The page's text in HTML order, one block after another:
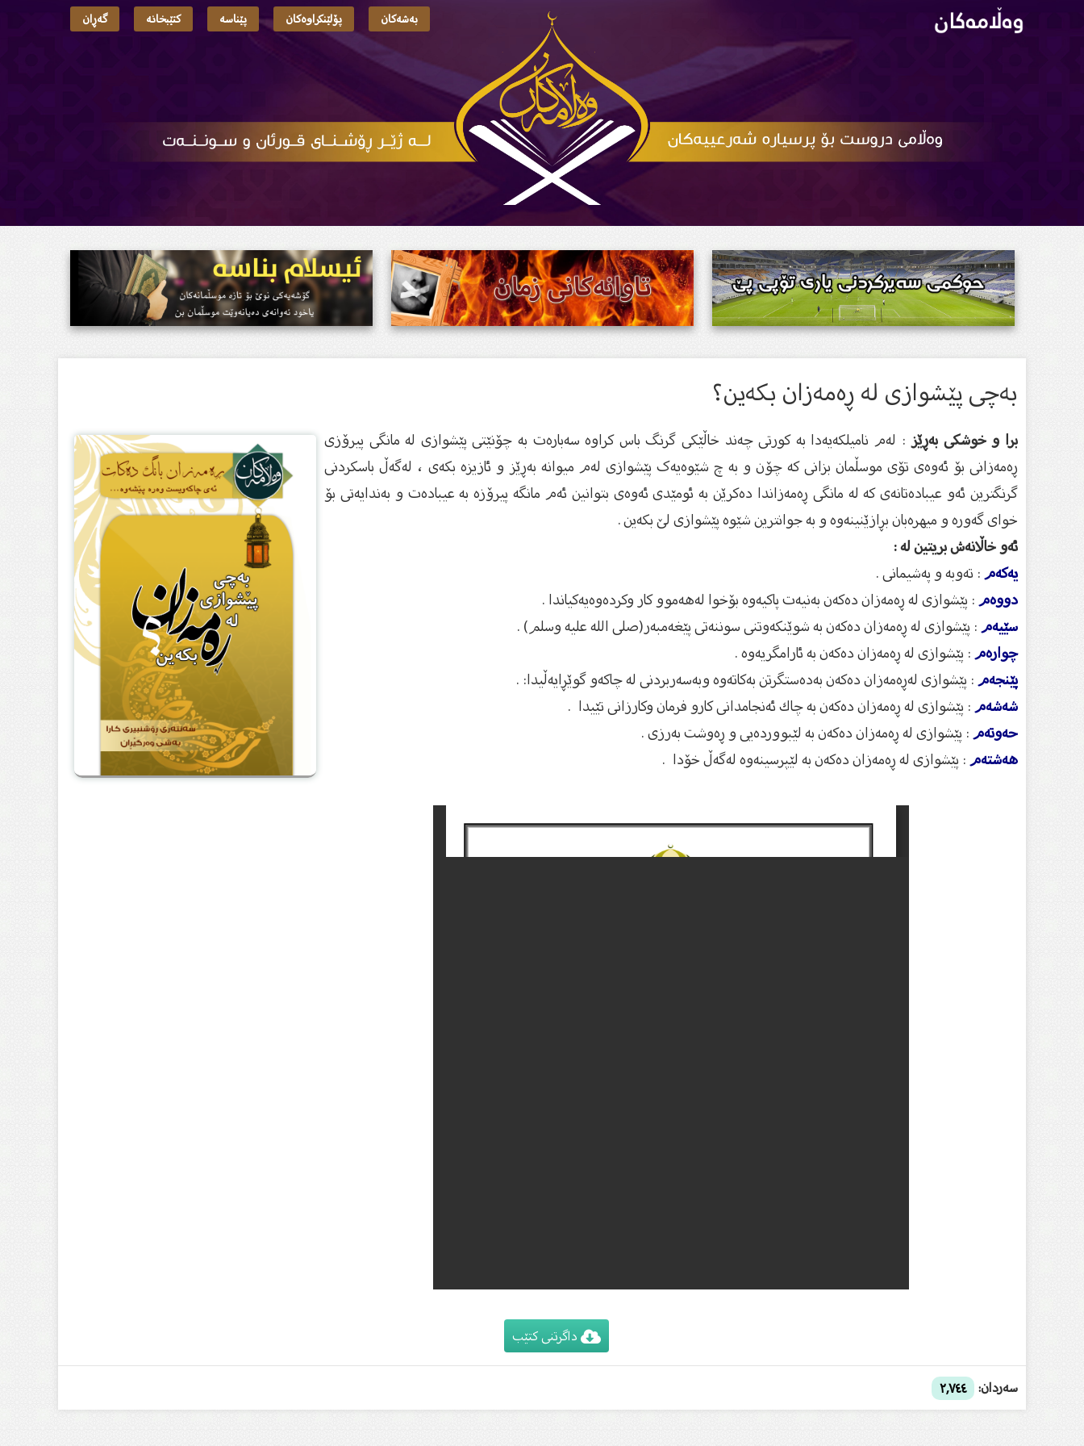
بەشەکان پۆلێنکراوەکان پێناسە کتێبخانە گەڕان
بەچی پێشوازی لە ڕەمەزان بكەین؟
برا و خوشکى بەڕێز: لەم نامیلکەیەدا بە کورتى چەند خاڵێکى گرنگ باس کراوە سەبارەت بە چۆنێتى پێشوازى لە مانگى پیرۆزى
ڕەمەزانى بۆ ئەوەى تۆى موسڵمان بزانى کە چۆن و بە چ شێوەیەک پێشوازى لەم میوانە بەڕێز و ئازیزە بکەى ، لەگەڵ باسکردنى
گرنگترین ئەو عیبادەتانەى کە لە مانگى ڕەمەزاندا دەکرێن بە ئومێدى ئەوەى بتوانین ئەم مانگە پیرۆزە بە عیبادەت و بەندایەتى بۆ
خواى گەورە و میهرەبان بڕازێنینەوە و بە جوانترین شێوە پێشوازى لێ بکەین .
ئەو خاڵانەش بریتین لە :
یەکەم: تەوبە و پەشیمانی .
دووەم: پێشوازی لە ڕەمەزان دەكەن بەنیەت پاكیەوە بۆخوا لەهەموو كار وكردەوەیەكیاندا .
سێیەم: پێشوازی لە ڕەمەزان دەكەن بە شوێنكەوتنی سوننەتی پێغەمبەر(صلی الله علیە وسلم) .
چوارەم: پێشوازی لە ڕەمەزان دەكەن بە ئارامگریەوە .
پێنجەم: پێشوازی لەڕەمەزان دەكەن بەدەستگرتن بەكاتەوە وبەسەربردنی لە چاكەو گوێڕایەڵیدا: .
شەشەم: پێشوازی لە ڕەمەزان دەكەن بە چاك ئەنجامدانی كارو فرمان وكارزانی تێیدا .
حەوتەم: پێشوازی لە ڕەمەزان دەكەن بە لێبووردەیی و ڕەوشت بەرزی .
هەشتەم: پێشوازی لە ڕەمەزان دەكەن بە لێپرسینەوە لەگەڵ خۆدا .
داگرتنی کتێب
سەردان: ٢,٧٤٤